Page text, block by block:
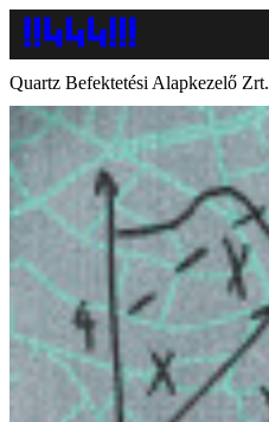
Quartz Befektetési Alapkezelő Zrt.